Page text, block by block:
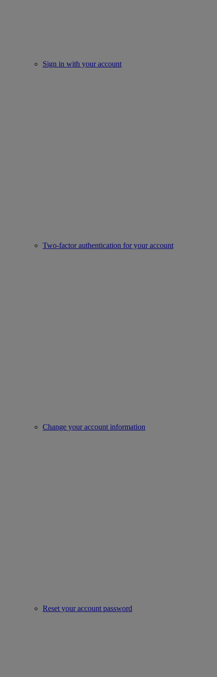
Sign in with your account
Two-factor authentication for your account
Change your account information
Reset your account password